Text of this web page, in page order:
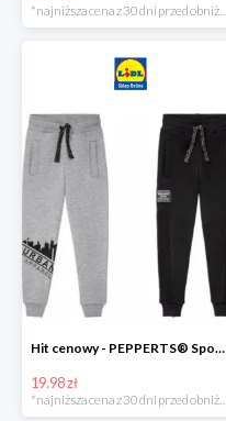
Hit cenowy - PEPPERTS® Spodnie dresowe chłopięce, 1 para
19.98 zł